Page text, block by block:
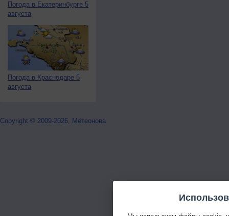
Погода в Екатеринбурге 5
августа
Погода в Краснодаре 5
августа
Copyright © 2009-2026, Метеонова